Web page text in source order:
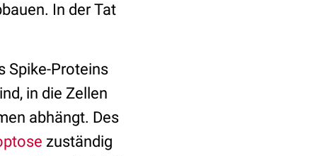
In der Tat
Spike-Proteins
in die Zellen
abhängt. Des
zuständig